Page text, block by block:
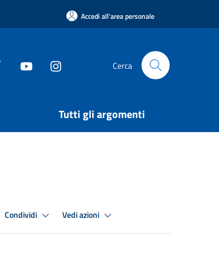
Accedi all'area personale
Cerca
Tutti gli argomenti
Condividi Vedi azioni